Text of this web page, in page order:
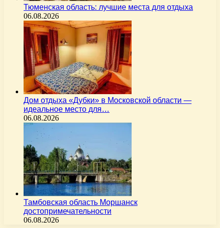
Тюменская область: лучшие места для отдыха
06.08.2026
Дом отдыха «Дубки» в Московской области —
идеальное место для…
06.08.2026
Тамбовская область Моршанск
достопримечательности
06.08.2026